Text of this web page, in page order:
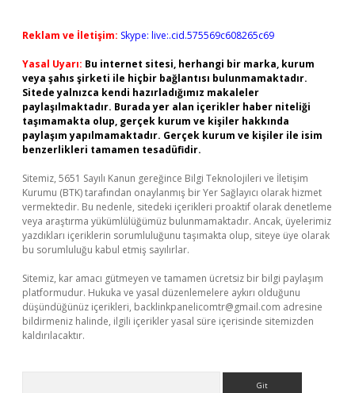
Reklam ve İletişim: Skype: live:.cid.575569c608265c69
Yasal Uyarı: Bu internet sitesi, herhangi bir marka, kurum
veya şahıs şirketi ile hiçbir bağlantısı bulunmamaktadır.
Sitede yalnızca kendi hazırladığımız makaleler
paylaşılmaktadır. Burada yer alan içerikler haber niteliği
taşımamakta olup, gerçek kurum ve kişiler hakkında
paylaşım yapılmamaktadır. Gerçek kurum ve kişiler ile isim
benzerlikleri tamamen tesadüfidir.
Sitemiz, 5651 Sayılı Kanun gereğince Bilgi Teknolojileri ve İletişim
Kurumu (BTK) tarafından onaylanmış bir Yer Sağlayıcı olarak hizmet
vermektedir. Bu nedenle, sitedeki içerikleri proaktif olarak denetleme
veya araştırma yükümlülüğümüz bulunmamaktadır. Ancak, üyelerimiz
yazdıkları içeriklerin sorumluluğunu taşımakta olup, siteye üye olarak
bu sorumluluğu kabul etmiş sayılırlar.
Sitemiz, kar amacı gütmeyen ve tamamen ücretsiz bir bilgi paylaşım
platformudur. Hukuka ve yasal düzenlemelere aykırı olduğunu
düşündüğünüz içerikleri, backlinkpanelicomtr@gmail.com adresine
bildirmeniz halinde, ilgili içerikler yasal süre içerisinde sitemizden
kaldırılacaktır.